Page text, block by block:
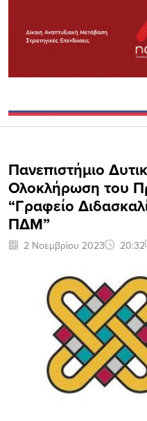
Πανεπιστήμιο
Ολοκλήρωση του
“Γραφείο
ΠΔΜ”
2 Νοεμβρίου 2023 20:32